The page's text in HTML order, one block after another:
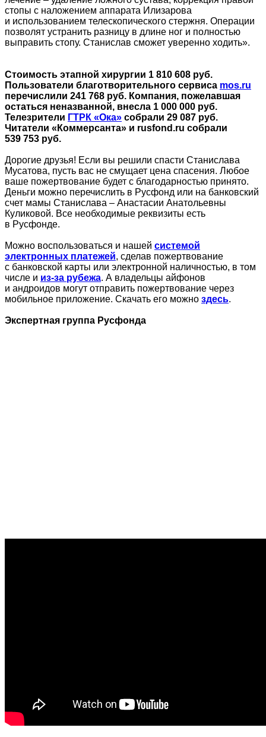
стопы с наложением аппарата Илизарова
и использованием телескопического стержня. Операции
позволят устранить разницу в длине ног и полностью
выправить стопу. Станислав сможет уверенно ходить».
Стоимость этапной хирургии 1 810 608 руб.
Пользователи благотворительного сервиса mos.ru
перечислили 241 768 руб. Компания, пожелавшая
остаться неназванной, внесла 1 000 000 руб.
Телезрители ГТРК «Ока» собрали 29 087 руб.
Читатели «Коммерсанта» и rusfond.ru собрали
539 753 руб.
Дорогие друзья! Если вы решили спасти Станислава
Мусатова, пусть вас не смущает цена спасения. Любое
ваше пожертвование будет с благодарностью принято.
Деньги можно перечислить в Русфонд или на банковский
счет мамы Станислава – Анастасии Анатольевны
Куликовой. Все необходимые реквизиты есть
в Русфонде.
Можно воспользоваться и нашей системой
электронных платежей, сделав пожертвование
с банковской карты или электронной наличностью, в том
числе и из-за рубежа. А владельцы айфонов
и андроидов могут отправить пожертвование через
мобильное приложение. Скачать его можно здесь.
Экспертная группа Русфонда